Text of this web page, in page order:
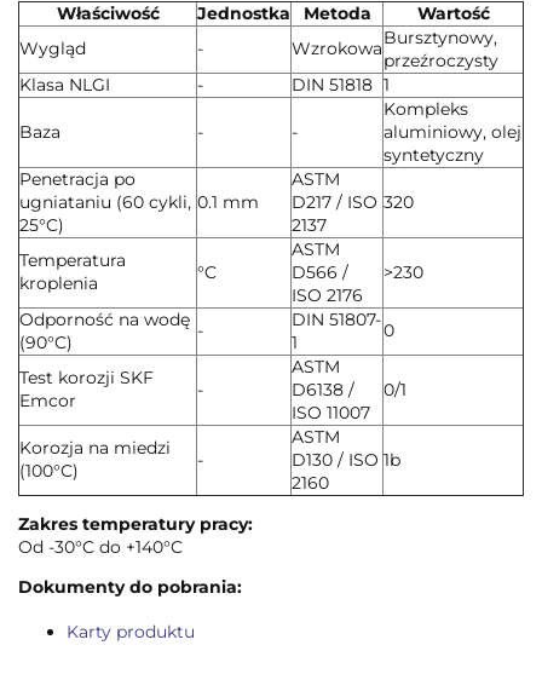
Właściwość Jednostka Metoda
Wartość
Wygląd
- WzrokowaBursztynowy,
przeźroczysty
Klasa NLGI
- DIN 51818 1
Baza - -
Kompleks
aluminiowy, olej
syntetyczny
Penetracja po
ugniataniu (60 cykli,
25°C)
0.1 mm
ASTM
D217 / ISO
2137
320
Temperatura
kroplenia
°C
ASTM
D566 /
ISO 2176
>230
Odporność na wodę
(90°C)
-
DIN 51807-
1
0
Test korozji SKF
Emcor
-
ASTM
D6138 /
ISO 11007
0/1
Korozja na miedzi
(100°C)
-
ASTM
D130 / ISO
2160
1b
Zakres temperatury pracy:
Od -30°C do +140°C
Dokumenty do pobrania:
Karty produktu